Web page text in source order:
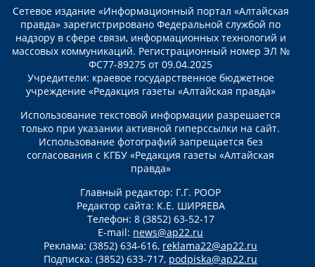
Сетевое издание «Информационный портал «Алтайская
правда» зарегистрировано Федеральной службой по
надзору в сфере связи, информационных технологий и
массовых коммуникаций. Регистрационный номер ЭЛ №
ФС77-89275 от 09.04.2025
Учредители: краевое государственное бюджетное
учреждение «Редакция газеты «Алтайская правда»
Использование текстовой информации разрешается
только при указании активной гиперссылки на сайт.
Использование фотографий запрещается без
согласования с КГБУ «Редакция газеты «Алтайская
правда»
Главный редактор: Г.Г. РООР
Редактор сайта: К.Е. ШИРЯЕВА
Телефон: 8 (3852) 63-52-17
E-mail: news@ap22.ru
Реклама: (3852) 634-616, reklama22@ap22.ru
Подписка: (3852) 633-717, podpiska@ap22.ru